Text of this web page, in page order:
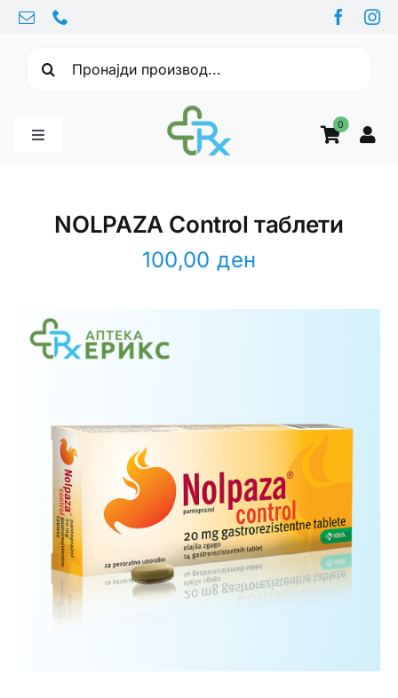
Skip
content
0
Toggle
Интимно здравје
Лична хигиена
Медицински апрати
Нега на кожа
NOLPAZA Control таблети
100,00ден